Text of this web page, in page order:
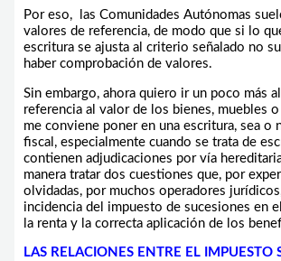
Por eso, las Comunidades Autónomas
valores de referencia, de modo que si lo
escritura se ajusta al criterio señalado no
haber comprobación de valores.
Sin embargo, ahora quiero ir un poco más
referencia al valor de los bienes, muebles
me conviene poner en una escritura, sea o
fiscal, especialmente cuando se trata de
contienen adjudicaciones por vía
manera tratar dos cuestiones que, por
olvidadas, por muchos operadores
incidencia del impuesto de sucesiones en
la renta y la correcta aplicación de los
LAS RELACIONES ENTRE EL IMPUESTO